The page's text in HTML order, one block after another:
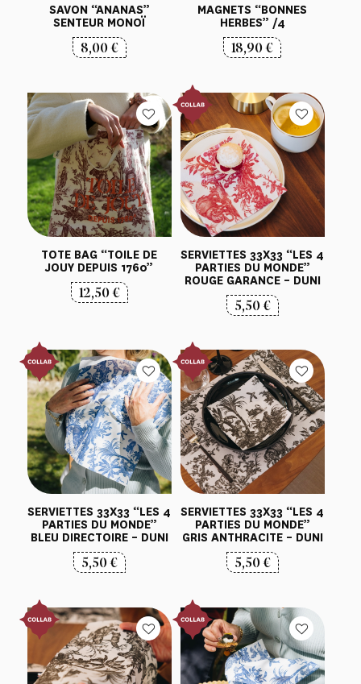
SAVON “ANANAS”
SENTEUR MONOÏ
8,00€
MAGNETS “BONNES
HERBES” /4
18,90€
TOTE BAG “TOILE DE
JOUY DEPUIS 1760”
12,50€
SERVIETTES 33X33 “LES 4
PARTIES DU MONDE”
ROUGE GARANCE – DUNI
5,50€
SERVIETTES 33X33 “LES 4
PARTIES DU MONDE”
BLEU DIRECTOIRE – DUNI
5,50€
SERVIETTES 33X33 “LES 4
PARTIES DU MONDE”
GRIS ANTHRACITE – DUNI
5,50€